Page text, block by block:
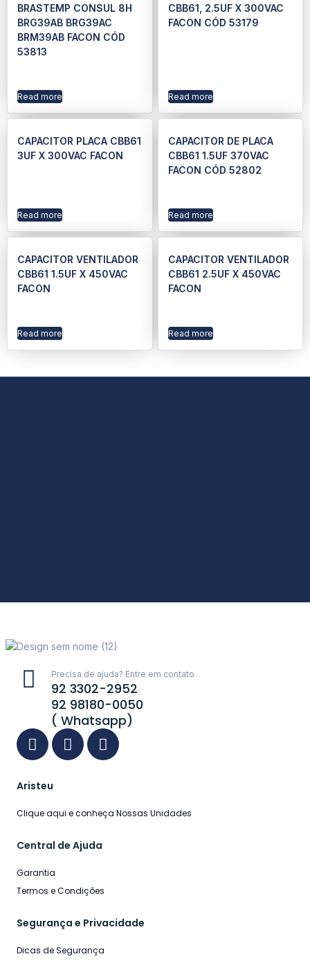
BRASTEMP CONSUL 8H
BRG39AB BRG39AC
BRM39AB FACON CÓD
53813
Read more
CBB61, 2.5UF X 300VAC
FACON CÓD 53179
Read more
CAPACITOR PLACA CBB61
3UF X 300VAC FACON
Read more
CAPACITOR DE PLACA
CBB61 1.5UF 370VAC
FACON CÓD 52802
Read more
CAPACITOR VENTILADOR
CBB61 1.5UF X 450VAC
FACON
Read more
CAPACITOR VENTILADOR
CBB61 2.5UF X 450VAC
FACON
Read more
Precisa de ajuda? Entre em contato
92 3302-2952
92 98180-0050
( Whatsapp)
Aristeu
Clique aqui e conheça Nossas Unidades
Central de Ajuda
Garantia
Termos e Condições
Segurança e Privacidade
Dicas de Segurança